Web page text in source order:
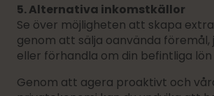
5. Alternativa inkomstkällor
Se över möjligheten att skapa
genom att sälja oanvända
eller förhandla om din befintliga
Genom att agera proaktivt och